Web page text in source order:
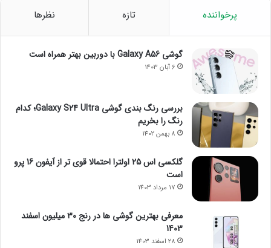
پرخواننده تازه نظرها
گوشی Galaxy A56 با دوربین بهتر همراه است
6 آبان 1403
بررسی رنگ بندی گوشی Galaxy S24 Ultra؛ کدام
رنگ را بخریم
8 بهمن 1402
گلکسی اس 25 اولترا احتمالا قوی تر از آیفون 16 پرو
است
17 مرداد 1403
معرفی بهترین گوشی ها در رنج ۳۰ میلیون اسفند
1403
28 اسفند 1403